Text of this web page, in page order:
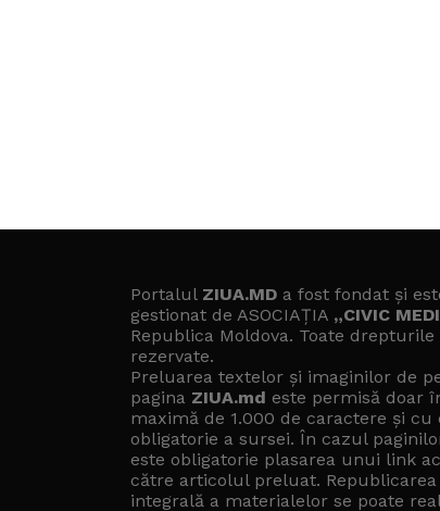
Portalul ZIUA.MD a fost fondat și
gestionat de ASOCIAȚIA „CIVIC
Republica Moldova. Toate
rezervate.
Preluarea textelor și imaginilor de
pagina ZIUA.md este permisă doar
maximă de 1.000 de caractere și cu
obligatorie a sursei. În cazul
este obligatorie plasarea unui link
către articolul preluat. Republicarea
integrală a materialelor se poate